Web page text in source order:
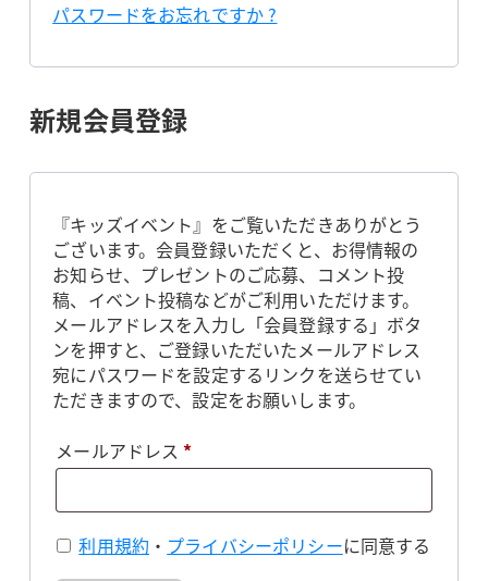
パスワードをお忘れですか ?
新規会員登録
『キッズイベント』をご覧いただきありがとう
ございます。会員登録いただくと、お得情報の
お知らせ、プレゼントのご応募、コメント投
稿、イベント投稿などがご利用いただけます。
メールアドレスを入力し「会員登録する」ボタ
ンを押すと、ご登録いただいたメールアドレス
宛にパスワードを設定するリンクを送らせてい
ただきますので、設定をお願いします。
メールアドレス *必
利用規約 ・ プライバシーポリシーに同意する